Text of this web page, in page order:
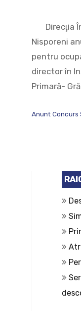
Direcţia
Nisporeni
pentru
director în
Primară-
Anunt Concurs